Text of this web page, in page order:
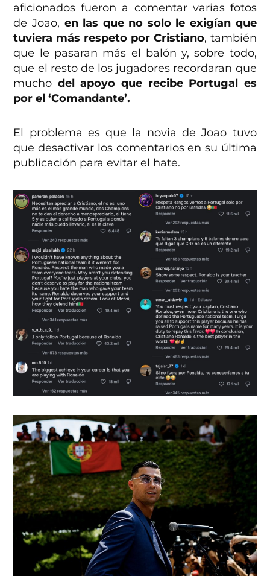
aficionados fueron a comentar varias fotos
de Joao, en las que no solo le exigían que
tuviera más respeto por Cristiano, también
que le pasaran más el balón y, sobre todo,
que el resto de los jugadores recordaran que
mucho del apoyo que recibe Portugal es
por el ‘Comandante’.
El problema es que la novia de Joao tuvo
que desactivar los comentarios en su última
publicación para evitar el hate.